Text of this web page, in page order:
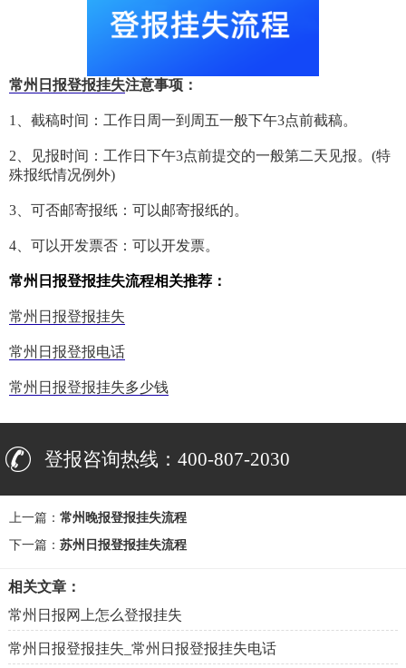
常州日报登报挂失注意事项：
1、截稿时间：工作日周一到周五一般下午3点前截稿。
2、见报时间：工作日下午3点前提交的一般第二天见报。(特
殊报纸情况例外)
3、可否邮寄报纸：可以邮寄报纸的。
4、可以开发票否：可以开发票。
常州日报登报挂失流程相关推荐：
常州日报登报挂失
常州日报登报电话
常州日报登报挂失多少钱
登报咨询热线：400-807-2030
上一篇： 常州晚报登报挂失流程
下一篇： 苏州日报登报挂失流程
相关文章：
常州日报网上怎么登报挂失
常州日报登报挂失_常州日报登报挂失电话